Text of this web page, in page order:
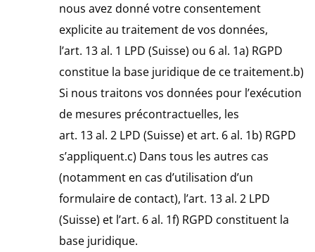
nous avez donné votre consentement
explicite au traitement de vos données,
l’art. 13 al. 1 LPD (Suisse) ou 6 al. 1a) RGPD
constitue la base juridique de ce traitement.b)
Si nous traitons vos données pour l’exécution
de mesures précontractuelles, les
art. 13 al. 2 LPD (Suisse) et art. 6 al. 1b) RGPD
s’appliquent.c) Dans tous les autres cas
(notamment en cas d’utilisation d’un
formulaire de contact), l’art. 13 al. 2 LPD
(Suisse) et l’art. 6 al. 1f) RGPD constituent la
base juridique.